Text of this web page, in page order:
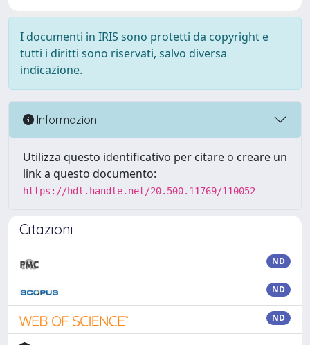
I documenti in IRIS sono protetti da copyright e
tutti i diritti sono riservati, salvo diversa
indicazione.
Informazioni
Utilizza questo identificativo per citare o creare un
link a questo documento:
https://hdl.handle.net/20.500.11769/110052
Citazioni
ND
ND
ND